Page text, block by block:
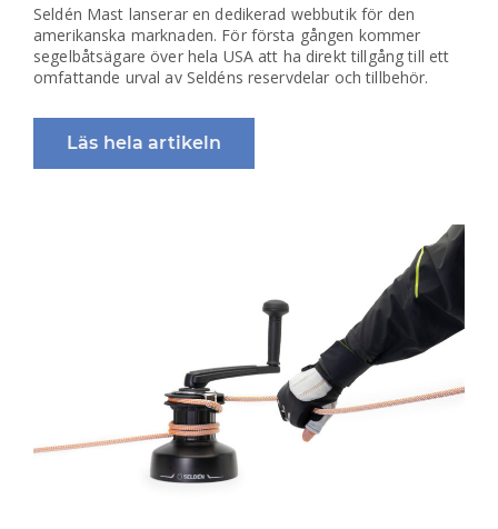
Seldén Mast lanserar en dedikerad webbutik för den
amerikanska marknaden. För första gången kommer
segelbåtsägare över hela USA att ha direkt tillgång till ett
omfattande urval av Seldéns reservdelar och tillbehör.
Läs hela artikeln